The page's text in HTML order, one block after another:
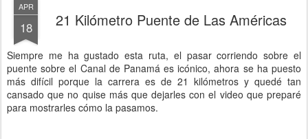
APR
18 21 Kilómetro Puente de Las Américas
Siempre me ha gustado esta ruta, el pasar corriendo sobre el
puente sobre el Canal de Panamá es icónico, ahora se ha puesto
más difícil porque la carrera es de 21 kilómetros y quedé tan
cansado que no quise más que dejarles con el video que preparé
para mostrarles cómo la pasamos.